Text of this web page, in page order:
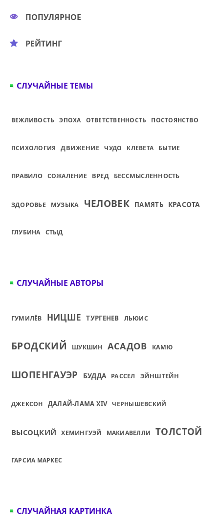
ПОПУЛЯРНОЕ
РЕЙТИНГ
СЛУЧАЙНЫЕ ТЕМЫ
ВЕЖЛИВОСТЬ ЭПОХА ОТВЕТСТВЕННОСТЬ ПОСТОЯНСТВО
ПСИХОЛОГИЯ ДВИЖЕНИЕ ЧУДО КЛЕВЕТА БЫТИЕ
ПРАВИЛО СОЖАЛЕНИЕ ВРЕД БЕССМЫСЛЕННОСТЬ
ЗДОРОВЬЕ МУЗЫКА ЧЕЛОВЕК ПАМЯТЬ КРАСОТА
ГЛУБИНА СТЫД
СЛУЧАЙНЫЕ АВТОРЫ
ГУМИЛЁВ НИЦШЕ ТУРГЕНЕВ ЛЬЮИС
БРОДСКИЙ ШУКШИН АСАДОВ КАМЮ
ШОПЕНГАУЭР БУДДА РАССЕЛ ЭЙНШТЕЙН
ДЖЕКСОН ДАЛАЙ-ЛАМА XIV ЧЕРНЫШЕВСКИЙ
ВЫСОЦКИЙ ХЕМИНГУЭЙ МАКИАВЕЛЛИ ТОЛСТОЙ
ГАРСИА МАРКЕС
СЛУЧАЙНАЯ КАРТИНКА